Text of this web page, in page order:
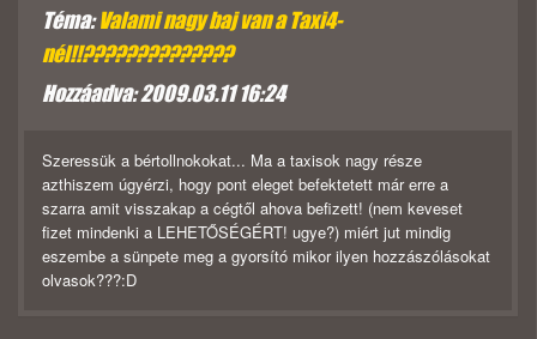
Téma:Valami nagy baj van a Taxi4-
nél!!??????????????
Hozzáadva: 2009.03.11 16:24
Szeressük a bértollnokokat... Ma a taxisok nagy része
azthiszem úgyérzi, hogy pont eleget befektetett már erre a
szarra amit visszakap a cégtől ahova befizett! (nem keveset
fizet mindenki a LEHETŐSÉGÉRT! ugye?) miért jut mindig
eszembe a sünpete meg a gyorsító mikor ilyen hozzászólásokat
olvasok???:D